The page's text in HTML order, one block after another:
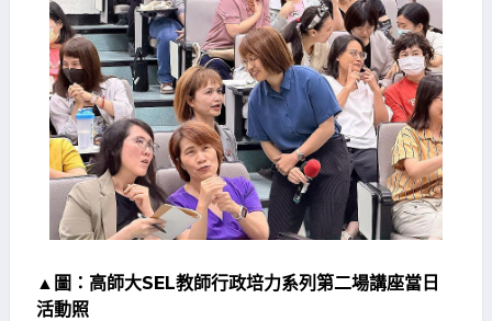
▲圖：高師大SEL教師行政培力系列第二場講座當日
活動照